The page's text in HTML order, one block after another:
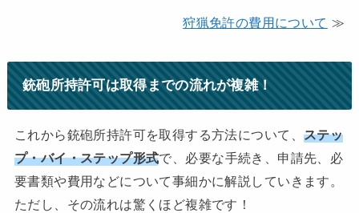
狩猟免許の費用について ≫
銃砲所持許可は取得までの流れが複雑！
これから銃砲所持許可を取得する方法について、 ステッ
プ・バイ・ステップ形式で、必要な手続き、申請先、必
要書類や費用などについて事細かに解説していきます。
ただし、その流れは驚くほど複雑です！